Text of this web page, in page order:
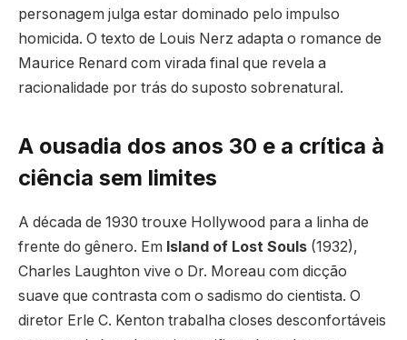
personagem julga estar dominado pelo impulso
homicida. O texto de Louis Nerz adapta o romance de
Maurice Renard com virada final que revela a
racionalidade por trás do suposto sobrenatural.
A ousadia dos anos 30 e a crítica à
ciência sem limites
A década de 1930 trouxe Hollywood para a linha de
frente do gênero. Em Island of Lost Souls (1932),
Charles Laughton vive o Dr. Moreau com dicção
suave que contrasta com o sadismo do cientista. O
diretor Erle C. Kenton trabalha closes desconfortáveis